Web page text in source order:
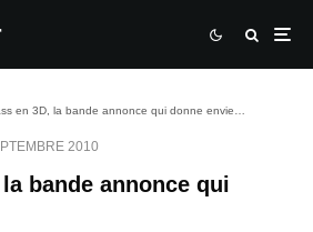
en 3D, la bande annonce qui donne envie…
2010
bande annonce qui